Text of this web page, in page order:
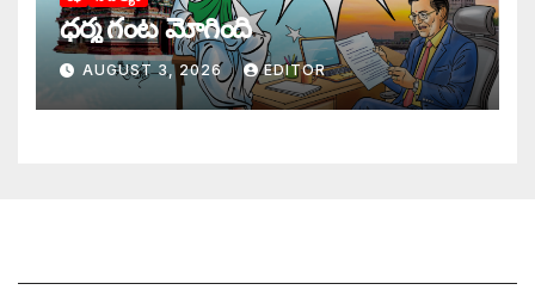
ధర్మ గంట మోగింది
AUGUST 3, 2026 EDITOR